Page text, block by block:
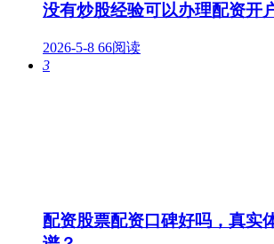
没有炒股经验可以办理配资开
2026-5-8 66阅读
3
配资股票配资口碑好吗，真实